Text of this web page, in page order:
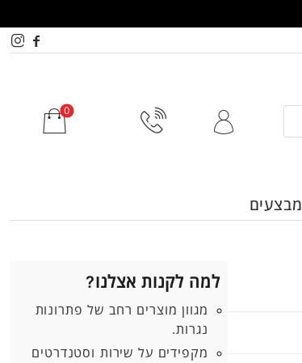
מבצעים
למה לקנות אצלנו?
מגוון מוצרים רחב של פתרונות
נגרות.
מקפידים על שירות וסטנדרטים